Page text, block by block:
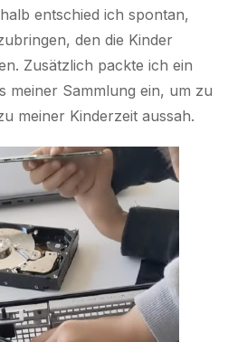
entschied ich spontan,
den die Kinder
Zusätzlich packte ich ein
meiner Sammlung ein, um zu
meiner Kinderzeit aussah.